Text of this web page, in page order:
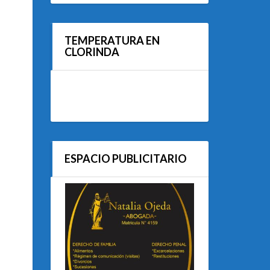
TEMPERATURA EN
CLORINDA
ESPACIO PUBLICITARIO